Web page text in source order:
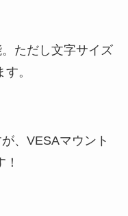
ただし文字サイズ
。
、VESAマウント